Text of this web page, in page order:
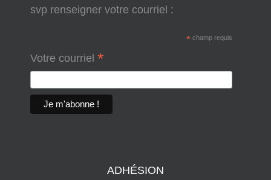
svp renseigner votre courriel :
* champ requis
Votre courriel *
ADHÉSION